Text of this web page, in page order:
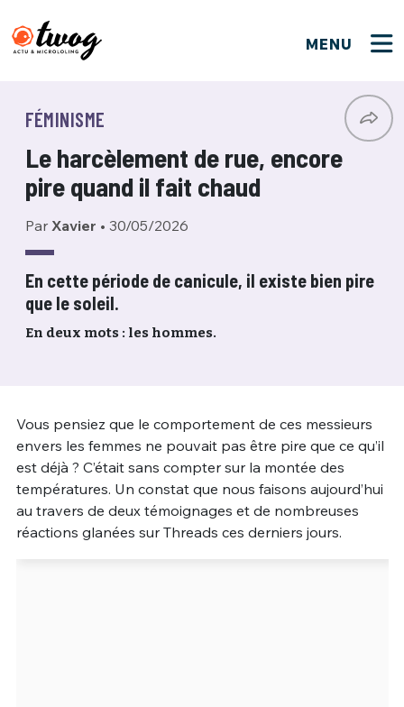
MENU
FÉMINISME
Le harcèlement de rue, encore
pire quand il fait chaud
Par Xavier • 30/05/2026
En cette période de canicule, il existe bien pire
que le soleil.
En deux mots : les hommes.
Vous pensiez que le comportement de ces messieurs
envers les femmes ne pouvait pas être pire que ce qu’il
est déjà ? C’était sans compter sur la montée des
températures. Un constat que nous faisons aujourd’hui
au travers de deux témoignages et de nombreuses
réactions glanées sur Threads ces derniers jours.
Bienvenue !
PSEUDO*
EMAIL*
PASSWORD
Connexion
PSEUDO
Que souhaitez-vous proposer ?
Quelques tweets
C'EST PARTI
Ma propre sélection
M'INSCRIRE
Un Thread
C'EST PARTI